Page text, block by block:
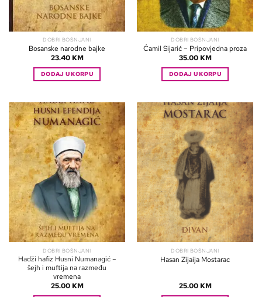
DOBRI BOŠNJANI
Bosanske narodne bajke
23.40 KM
DODAJ U KORPU
DOBRI BOŠNJANI
Ćamil Sijarić – Pripovjedna proza
35.00 KM
DODAJ U KORPU
DOBRI BOŠNJANI
Hadži hafiz Husni Numanagić –
šejh i muftija na razmeđu
vremena
25.00 KM
DOBRI BOŠNJANI
Hasan Zijaija Mostarac
25.00 KM